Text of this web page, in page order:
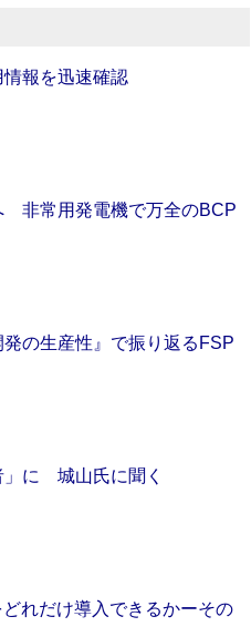
情報を迅速確認
非常用発電機で万全のBCP
の生産性』で振り返るFSP
」に 城山氏に聞く
れだけ導入できるかーその